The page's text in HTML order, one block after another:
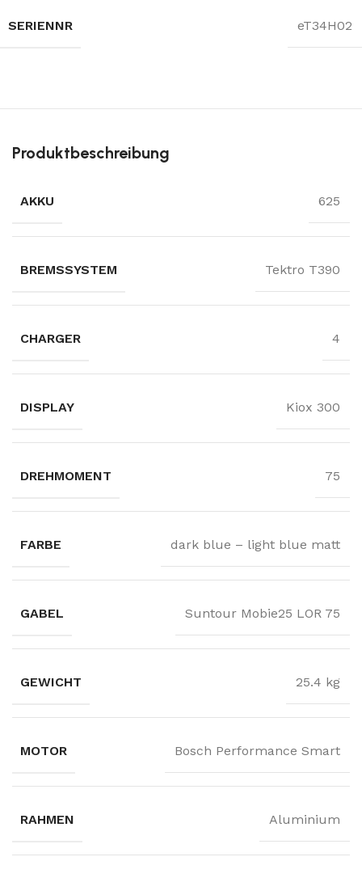
SERIENNR eT34H02
Produktbeschreibung
AKKU 625
BREMSSYSTEM Tektro T390
CHARGER 4
DISPLAY Kiox 300
DREHMOMENT 75
FARBE dark blue – light blue matt
GABEL Suntour Mobie25 LOR 75
GEWICHT 25.4 kg
MOTOR Bosch Performance Smart
RAHMEN Aluminium